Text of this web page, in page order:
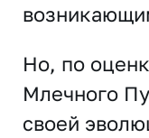
Но, по
Млечного
своей